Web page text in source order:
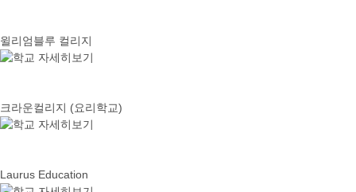
윌리엄블루 컬리지
크라운컬리지 (요리학교)
Laurus Education